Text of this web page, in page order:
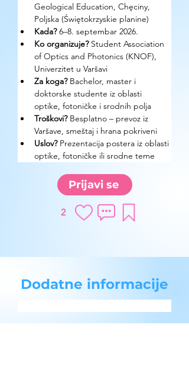
Geological Education, Chęciny,
Poljska (Świętokrzyskie planine)
Kada? 6–8. septembar 2026.
Ko organizuje? Student Association
of Optics and Photonics (KNOF),
Univerzitet u Varšavi
Za koga? Bachelor, master i
doktorske studente iz oblasti
optike, fotoničke i srodnih polja
Troškovi? Besplatno – prevoz iz
Varšave, smeštaj i hrana pokriveni
Uslov? Prezentacija postera iz oblasti
optike, fotoničke ili srodne teme
Prijavi se
2
Dodatne informacije